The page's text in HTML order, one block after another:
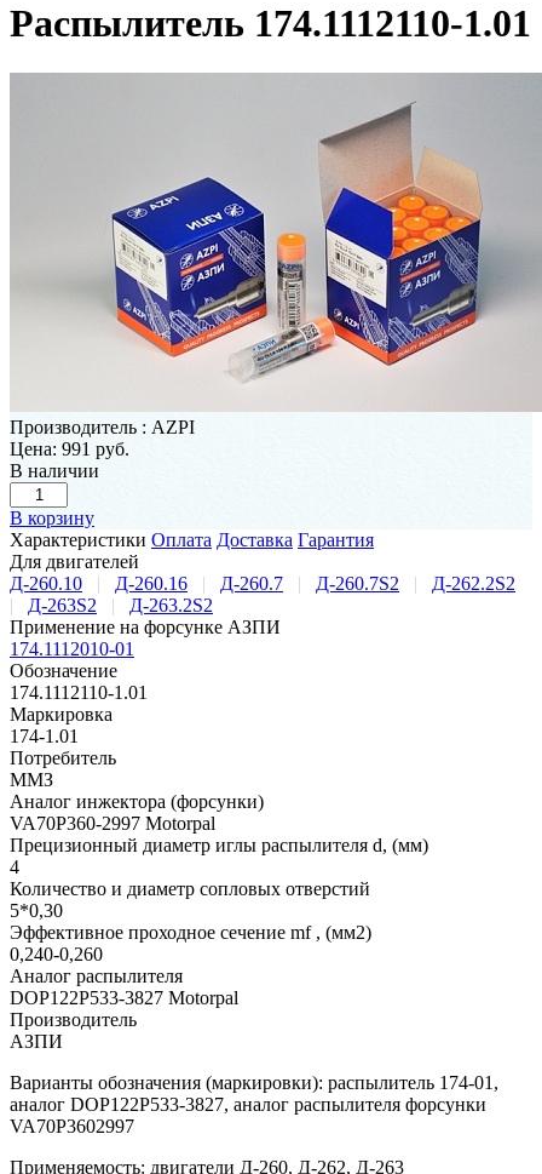
Распылитель 174.1112110-1.01
Производитель : AZPI
Цена: 991 руб.
В наличии
В корзину
Характеристики Оплата Доставка Гарантия
Для двигателей
Д-260.10
| Д-260.16 | Д-260.7 | Д-260.7S2 |
Д-262.2S2
|
Д-263S2 |
Д-263.2S2
Применение на форсунке АЗПИ
174.1112010-01
Обозначение
174.1112110-1.01
Маркировка
174-1.01
Потребитель
ММЗ
Аналог инжектора (форсунки)
VA70P360-2997 Motorpal
Прецизионный диаметр иглы распылителя d, (мм)
4
Количество и диаметр сопловых отверстий
5*0,30
Эффективное проходное сечение mf , (мм2)
0,240-0,260
Аналог распылителя
DOP122P533-3827 Motorpal
Производитель
АЗПИ
Варианты обозначения (маркировки): распылитель 174-01,
аналог DOP122P533-3827, аналог распылителя форсунки
VA70P3602997
Применяемость: двигатели Д-260, Д-262, Д-263